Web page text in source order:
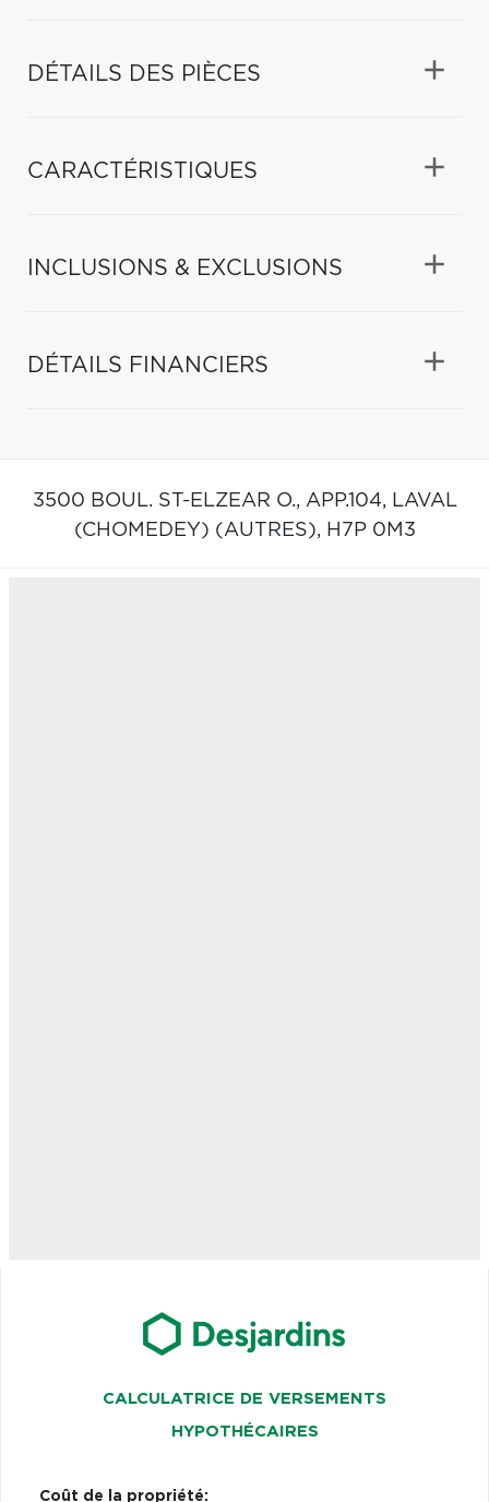
DÉTAILS DES PIÈCES
CARACTÉRISTIQUES
INCLUSIONS & EXCLUSIONS
DÉTAILS FINANCIERS
3500 BOUL. ST-ELZEAR O., APP.104, LAVAL
(CHOMEDEY) (AUTRES), H7P 0M3
CALCULATRICE DE VERSEMENTS
HYPOTHÉCAIRES
Coût de la propriété: